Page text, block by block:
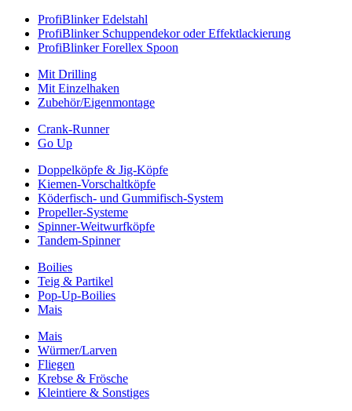
ProfiBlinker Edelstahl
ProfiBlinker Schuppendekor oder Effektlackierung
ProfiBlinker Forellex Spoon
Mit Drilling
Mit Einzelhaken
Zubehör/Eigenmontage
Crank-Runner
Go Up
Doppelköpfe & Jig-Köpfe
Kiemen-Vorschaltköpfe
Köderfisch- und Gummifisch-System
Propeller-Systeme
Spinner-Weitwurfköpfe
Tandem-Spinner
Boilies
Teig & Partikel
Pop-Up-Boilies
Mais
Mais
Würmer/Larven
Fliegen
Krebse & Frösche
Kleintiere & Sonstiges